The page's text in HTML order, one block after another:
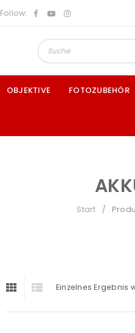
Follow:
OBJEKTIVE FOTOZUBEHÖR
Start /
Einzelnes Ergebnis